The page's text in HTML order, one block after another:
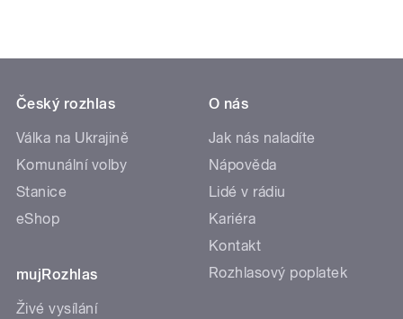
Český rozhlas
Válka na Ukrajině
Komunální volby
Stanice
eShop
mujRozhlas
Živé vysílání
O nás
Jak nás naladíte
Nápověda
Lidé v rádiu
Kariéra
Kontakt
Rozhlasový poplatek